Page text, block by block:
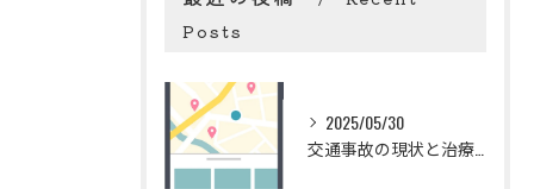
Posts
2025/05/30